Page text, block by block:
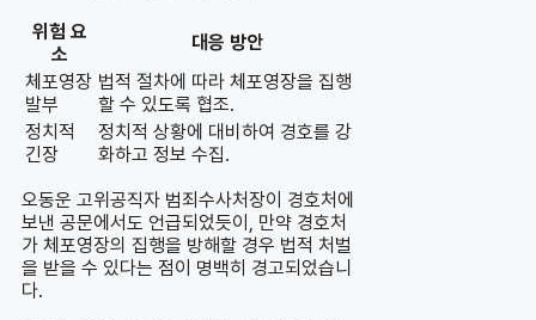
위험 요
소
대응 방안
체포영장
발부
법적 절차에 따라 체포영장을 집행
할 수 있도록 협조.
정치적
긴장
정치적 상황에 대비하여 경호를 강
화하고 정보 수집.
오동운 고위공직자 범죄수사처장이 경호처에
보낸 공문에서도 언급되었듯이, 만약 경호처
가 체포영장의 집행을 방해할 경우 법적 처벌
을 받을 수 있다는 점이 명백히 경고되었습니
다.